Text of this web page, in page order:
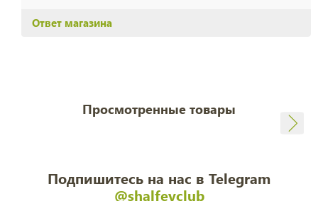
Ответ магазина
Просмотренные товары
Подпишитесь на нас в Telegram
@shalfeyclub